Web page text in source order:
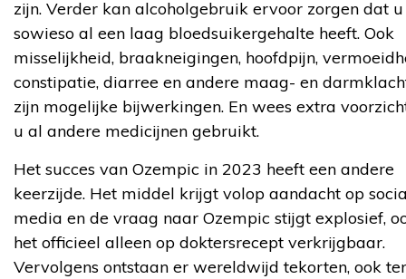
zijn. Verder kan alcoholgebruik ervoor zorgen dat u
sowieso al een laag bloedsuikergehalte heeft. Ook
misselijkheid, braakneigingen, hoofdpijn,
constipatie, diarree en andere maag- en
zijn mogelijke bijwerkingen. En wees extra
u al andere medicijnen gebruikt.
Het succes van Ozempic in 2023 heeft een andere
keerzijde. Het middel krijgt volop aandacht op
media en de vraag naar Ozempic stijgt explosief,
het officieel alleen op doktersrecept verkrijgbaar.
Vervolgens ontstaan er wereldwijd tekorten, ook